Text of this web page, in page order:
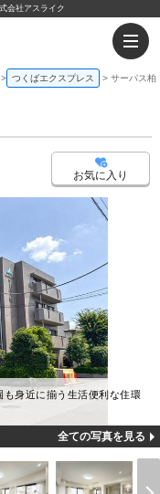
会社アスライク
つくばエクスプレス サーパス柏
お気に入り
身近に揃う生活便利な住環
全ての写真を見る